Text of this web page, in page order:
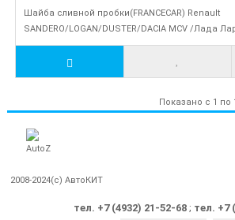
Шайба сливной пробки(FRANCECAR) Renault
SANDERO/LOGAN/DUSTER/DACIA MCV /Лада
Показано с 1 по
2008-2024(c) АвтоКИТ
тел. +7 (4932) 21-52-68 ; тел. +7